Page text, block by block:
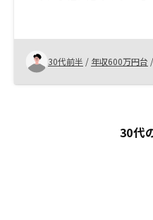
30代前半 / 年収600万円台 /
30代